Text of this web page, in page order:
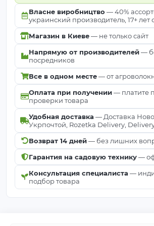
Власне виробництво — 40%
украинский производитель, 17+ лет
Магазин в Киеве— не только сайт
Напрямую от производителей—
посредников
Все в одном месте— от
Оплата при получении— платите
проверки товара
Удобная доставка — Доставка
Укрпочтой, Rozetka Delivery,
Возврат 14 дней— без лишних
Гарантия на садовую технику—
Консультация специалиста —
подбор товара